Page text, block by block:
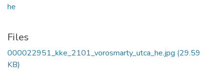
he
Files
000022951_kke_2101_vorosmarty_utca_he.jpg (29.59
KB)